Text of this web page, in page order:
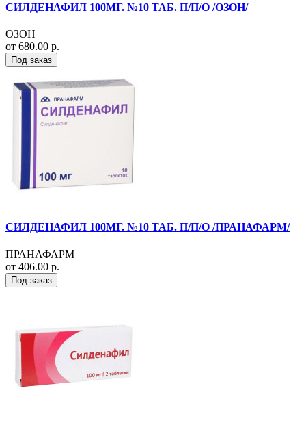
СИЛДЕНАФИЛ 100МГ. №10 ТАБ. П/П/О /ОЗОН/
ОЗОН
от 680.00 р.
Под заказ
СИЛДЕНАФИЛ 100МГ. №10 ТАБ. П/П/О /ПРАНАФАРМ/
ПРАНАФАРМ
от 406.00 р.
Под заказ